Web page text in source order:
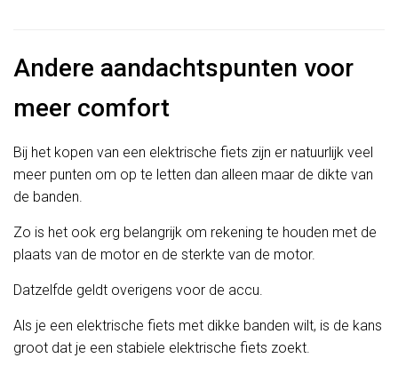
Andere aandachtspunten voor
meer comfort
Bij het kopen van een elektrische fiets zijn er natuurlijk veel
meer punten om op te letten dan alleen maar de dikte van
de banden.
Zo is het ook erg belangrijk om rekening te houden met de
plaats van de motor en de sterkte van de motor.
Datzelfde geldt overigens voor de accu.
Als je een elektrische fiets met dikke banden wilt, is de kans
groot dat je een stabiele elektrische fiets zoekt.